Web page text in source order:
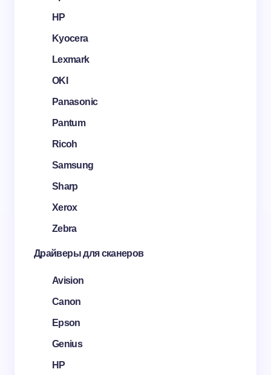
HP
Kyocera
Lexmark
OKI
Panasonic
Pantum
Ricoh
Samsung
Sharp
Xerox
Zebra
Драйверы для сканеров
Avision
Canon
Epson
Genius
HP